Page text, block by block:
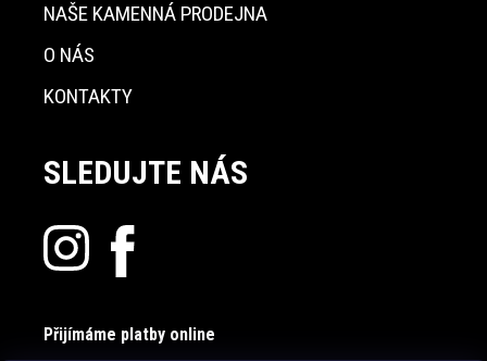
NAŠE KAMENNÁ PRODEJNA
O NÁS
KONTAKTY
SLEDUJTE NÁS
Přijímáme platby online